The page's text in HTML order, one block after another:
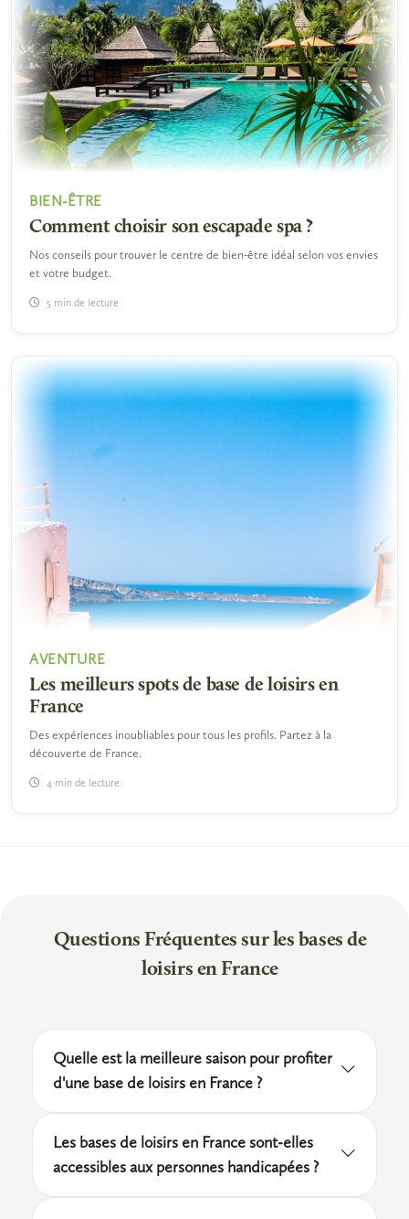
BIEN-ÊTRE
Comment choisir son escapade spa ?
Nos conseils pour trouver le centre de bien-être idéal selon vos envies
et votre budget.
5 min de lecture
AVENTURE
Les meilleurs spots de base de loisirs en
France
Des expériences inoubliables pour tous les profils. Partez à la
découverte de France.
4 min de lecture
Questions Fréquentes sur les bases de
loisirs en France
Quelle est la meilleure saison pour profiter
d'une base de loisirs en France ?
lorsque la baignade est surveillée et
l'ensemble des activités nautiques
Les bases de loisirs en France sont-elles
accessibles aux personnes handicapées ?